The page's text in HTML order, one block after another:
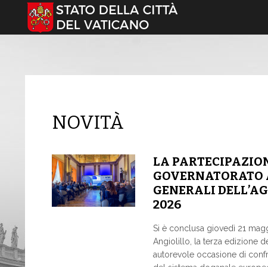
Seleziona la tua lingua
NOVITÀ
LA
GENERALI
2026
Si è conclusa giovedì 21
Angiolillo, la terza edizione
autorevole occasione di